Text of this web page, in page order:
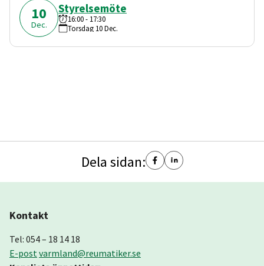
10
Dec.
Styrelsemöte
16:00- 17:30
Torsdag 10Dec.
Dela sidan:
Kontakt
Tel: 054 – 18 14 18
E-postvarmland@reumatiker.se